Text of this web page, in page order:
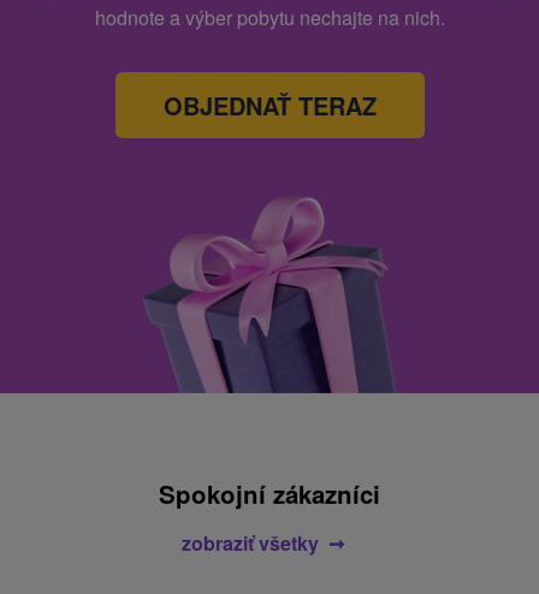
hodnote a výber pobytu nechajte na nich.
OBJEDNAŤ TERAZ
Spokojní zákazníci
zobraziť všetky